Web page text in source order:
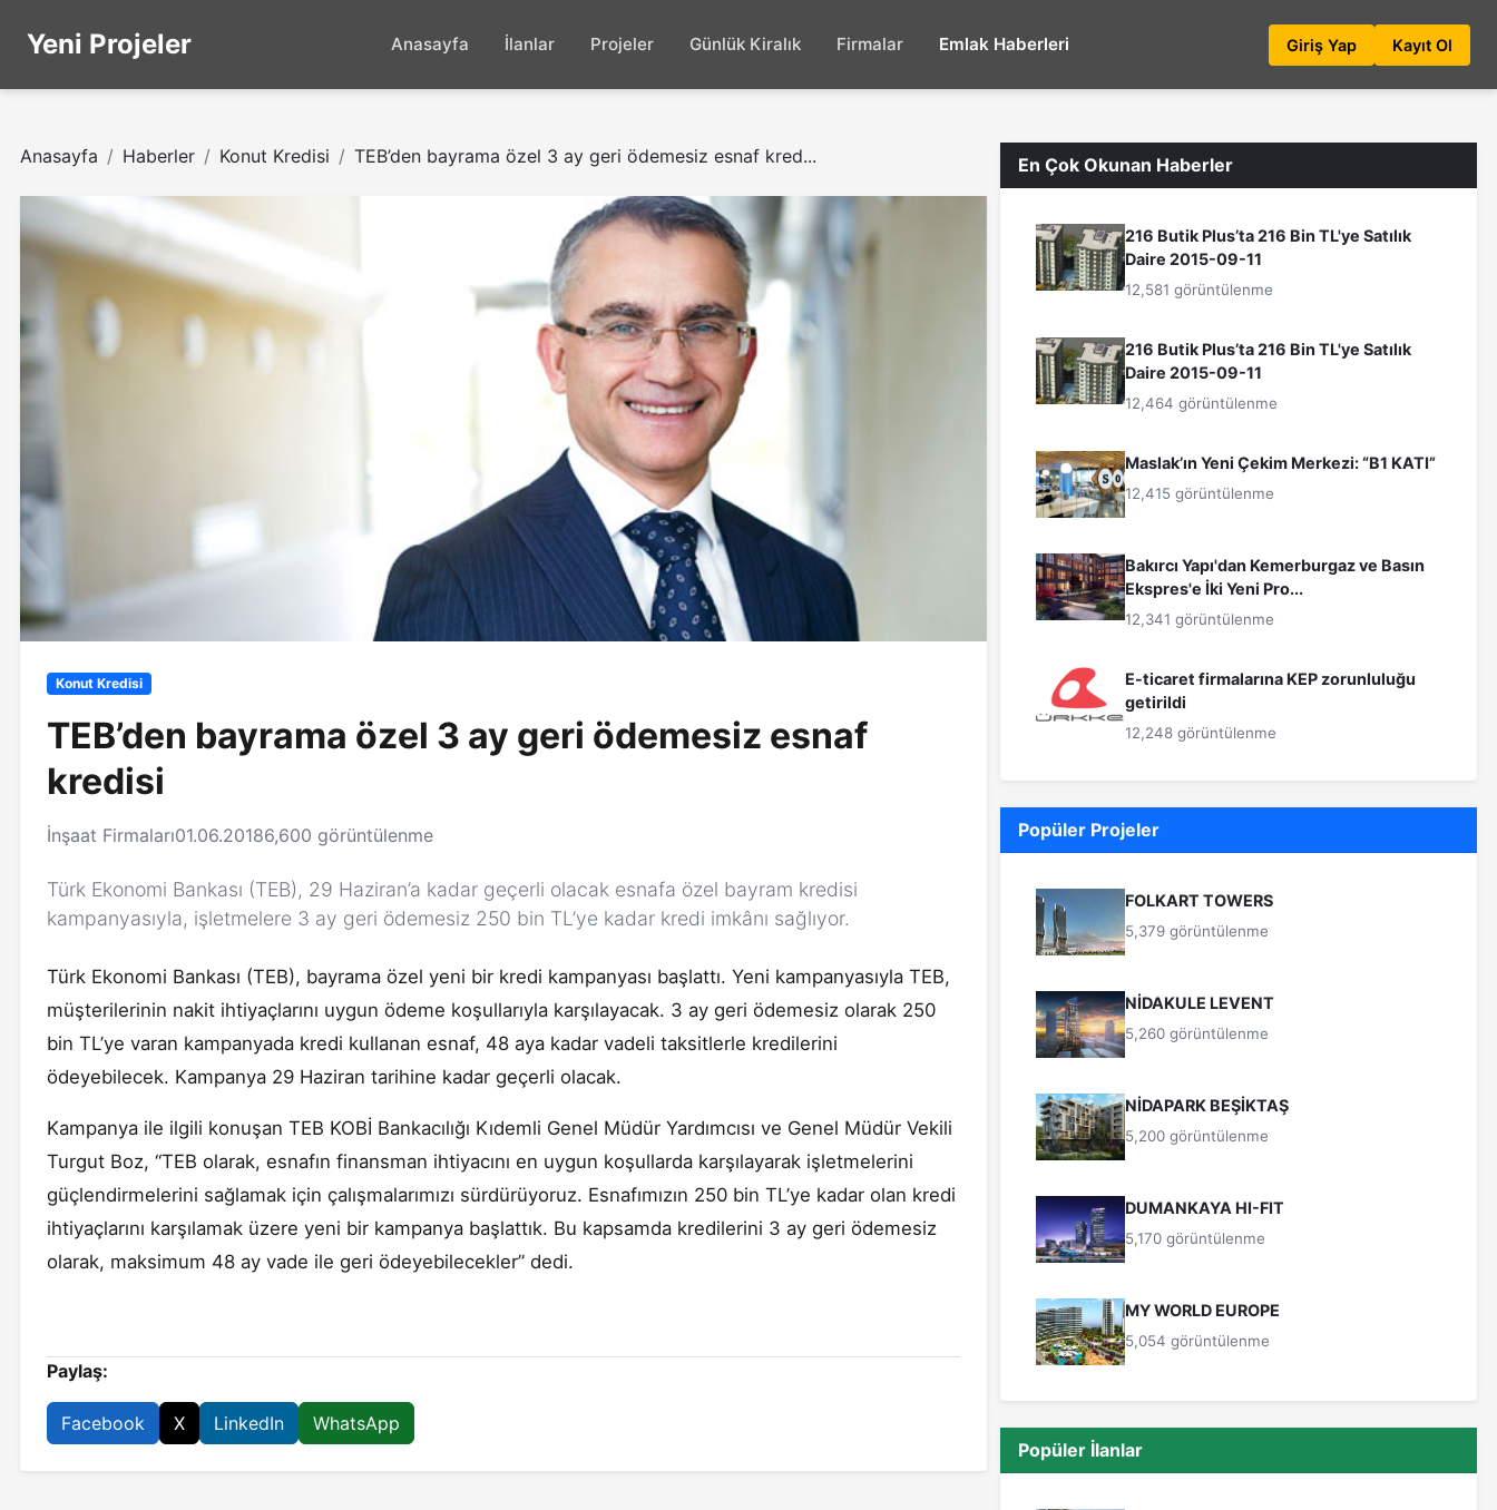
Yeni Projeler Anasayfa İlanlar Projeler Günlük Kiralık Firmalar Emlak Haberleri Giriş Yap Kayıt Ol
Anasayfa Haberler Konut Kredisi TEB’den bayrama özel 3 ay geri ödemesiz esnaf kred...
Konut Kredisi
TEB’den bayrama özel 3 ay geri ödemesiz esnaf
kredisi
İnşaat Firmaları01.06.20186,600 görüntülenme
Türk Ekonomi Bankası (TEB), 29 Haziran’a kadar geçerli olacak esnafa özel bayram kredisi
kampanyasıyla, işletmelere 3 ay geri ödemesiz 250 bin TL’ye kadar kredi imkânı sağlıyor.
Türk Ekonomi Bankası (TEB), bayrama özel yeni bir kredi kampanyası başlattı. Yeni kampanyasıyla TEB,
müşterilerinin nakit ihtiyaçlarını uygun ödeme koşullarıyla karşılayacak. 3 ay geri ödemesiz olarak 250
bin TL’ye varan kampanyada kredi kullanan esnaf, 48 aya kadar vadeli taksitlerle kredilerini
ödeyebilecek. Kampanya 29 Haziran tarihine kadar geçerli olacak.
Kampanya ile ilgili konuşan TEB KOBİ Bankacılığı Kıdemli Genel Müdür Yardımcısı ve Genel Müdür Vekili
Turgut Boz, “TEB olarak, esnafın finansman ihtiyacını en uygun koşullarda karşılayarak işletmelerini
güçlendirmelerini sağlamak için çalışmalarımızı sürdürüyoruz. Esnafımızın 250 bin TL’ye kadar olan kredi
ihtiyaçlarını karşılamak üzere yeni bir kampanya başlattık. Bu kapsamda kredilerini 3 ay geri ödemesiz
olarak, maksimum 48 ay vade ile geri ödeyebilecekler” dedi.
Paylaş:
Facebook X LinkedIn WhatsApp
En Çok Okunan Haberler
216 Butik Plus’ta 216 Bin TL'ye Satılık
Daire 2015-09-11
12,581 görüntülenme
216 Butik Plus’ta 216 Bin TL'ye Satılık
Daire 2015-09-11
12,464 görüntülenme
Maslak’ın Yeni Çekim Merkezi: “B1 KATI”
12,415 görüntülenme
Bakırcı Yapı'dan Kemerburgaz ve Basın
Ekspres'e İki Yeni Pro...
12,341 görüntülenme
E-ticaret firmalarına KEP zorunluluğu
getirildi
12,248 görüntülenme
Popüler Projeler
FOLKART TOWERS
5,379 görüntülenme
NİDAKULE LEVENT
5,260 görüntülenme
NİDAPARK BEŞİKTAŞ
5,200 görüntülenme
DUMANKAYA HI-FIT
5,170 görüntülenme
MY WORLD EUROPE
5,054 görüntülenme
Popüler İlanlar